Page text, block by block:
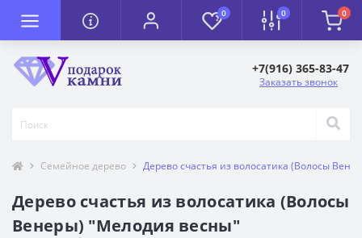
0 0 0
+7(916) 365-83-47
Заказать звонок
Семейное дерево Дерево счастья из волосатика (Волосы
Дерево счастья из волосатика (Волосы
Венеры) "Мелодия весны"